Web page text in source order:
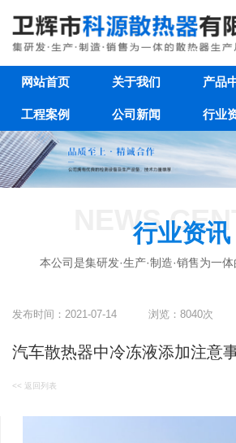
网站首页 关于我们 产品
工程案例 公司新闻 行业
NEWS行业资讯
本公司是集研发·生产·制造·销售为一
发布时间：2021-07-14 浏览：8040次
汽车散热器中冷冻液添加注意
<< 返回列表